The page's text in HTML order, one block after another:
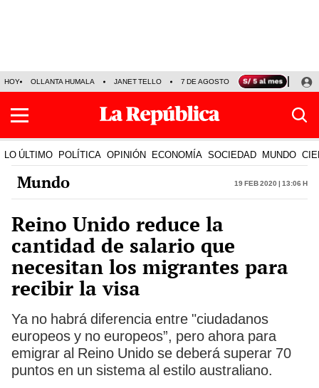
HOY OLLANTA HUMALA JANET TELLO 7 DE AGOSTO TINKA RESULTADOS
LO ÚLTIMO POLÍTICA OPINIÓN ECONOMÍA SOCIEDAD MUNDO
Mundo 19 Feb 2020 | 13:06 h
Reino Unido reduce la
cantidad de salario que
necesitan los migrantes para
recibir la visa
Ya no habrá diferencia entre "ciudadanos
europeos y no europeos”, pero ahora para
emigrar al Reino Unido se deberá superar 70
puntos en un sistema al estilo australiano.